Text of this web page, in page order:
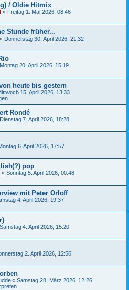
/ Oldie Hitmix
« Freitag 1. Mai 2026, 08:46
Stunde früher...
« Donnerstag 30. April 2026, 21:32
Montag 20. April 2026, 15:19
heute bis gestern
15. April 2026, 13:33
Rondé
Dienstag 7. April 2026, 18:28
6. April 2026, 17:57
pop
« Sonntag 5. April 2026, 00:48
mit Peter Orloff
4. April 2026, 19:37
Samstag 4. April 2026, 15:20
2. April 2026, 12:56
« Samstag 28. März 2026, 12:26